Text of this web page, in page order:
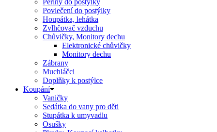
Povlečení do postýlky
Houpátka, lehátka
Zvlhčovač vzduchu
Chůvičky, Monitory dechu
Elektronické chůvičky
Monitory dechu
Zábrany
Muchláčci
Doplňky k postýlce
Koupání
Vaničky
Sedátka do vany pro děti
Stupátka k umyvadlu
Osušky